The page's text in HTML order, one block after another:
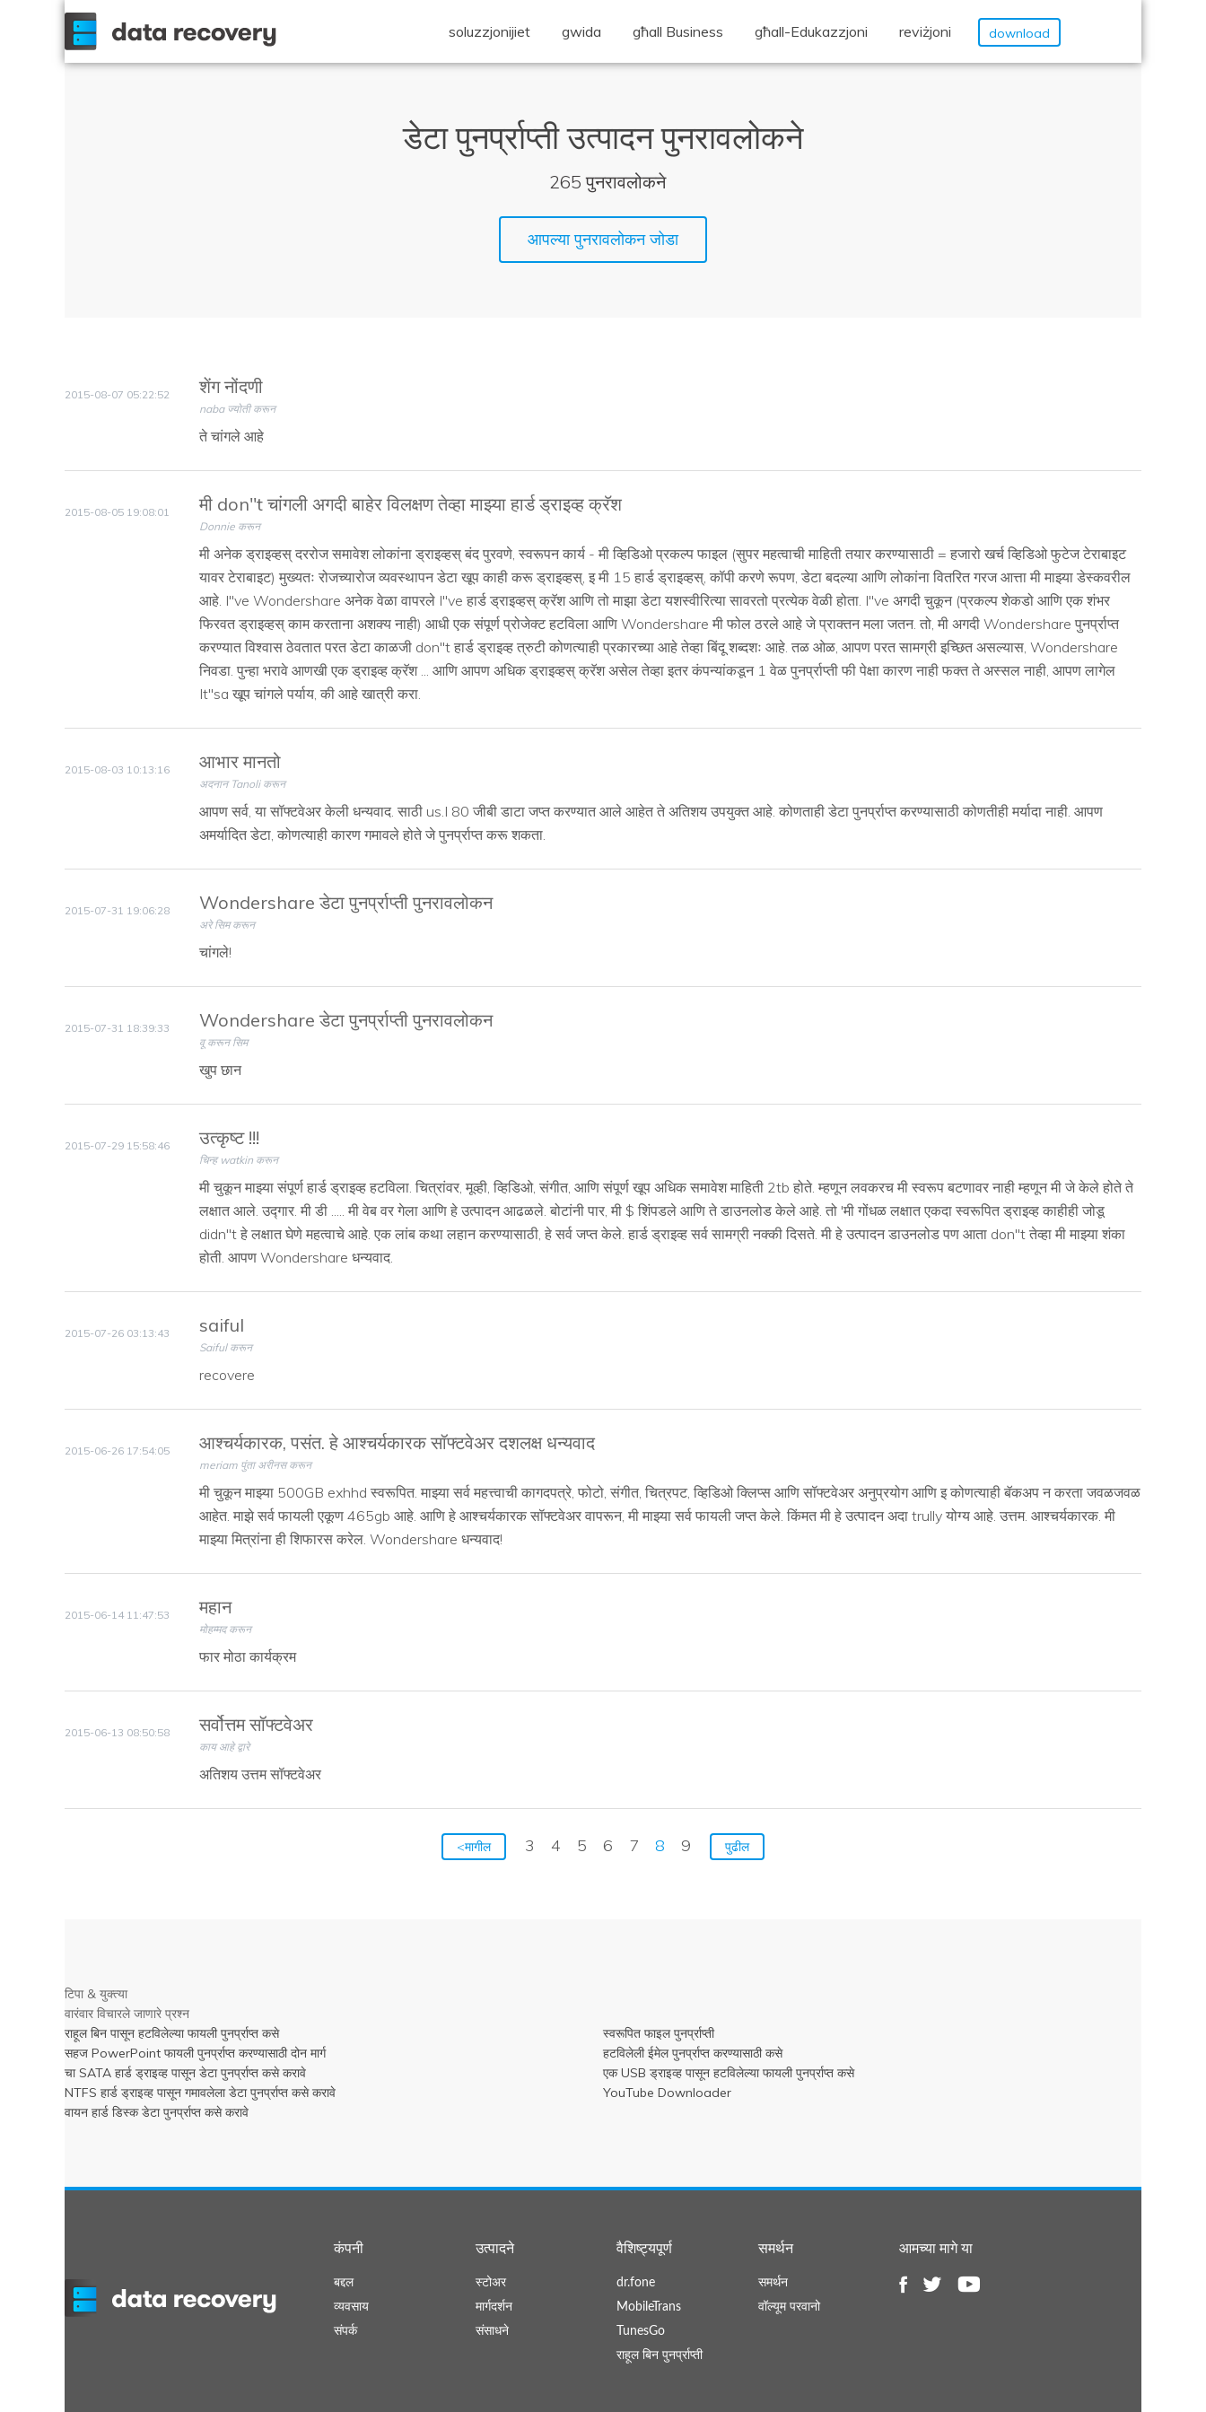
download
soluzzjonijiet gwida għall Business għall-Edukazzjoni reviżjoni
डेटा पुनर्प्राप्तीउत्पादन पुनरावलोकने
265 पुनरावलोकने
आपल्या पुनरावलोकन जोडा
2015-08-07 05:22:52 शेंग नोंदणी
naba ज्योती करून
ते चांगले आहे
2015-08-05 19:08:01 मी don''t चांगली अगदी बाहेर विलक्षण तेव्हा माझ्या हार्ड ड्राइव्ह क्रॅश
Donnie करून
मी अनेक ड्राइव्हस् दररोज समावेश लोकांना ड्राइव्हस् बंद पुरवणे, स्वरूपन कार्य - मी व्हिडिओ प्रकल्प फाइल (सुपर महत्वाची माहिती तयार करण्यासाठी = हजारो खर्च व्हिडिओ फुटेज टेराबाइट
यावर टेराबाइट) मुख्यतः रोजच्यारोज व्यवस्थापन डेटा खूप काही करू ड्राइव्हस्, इ मी 15 हार्ड ड्राइव्हस्, कॉपी करणे रूपण, डेटा बदल्या आणि लोकांना वितरित गरज आत्ता मी माझ्या डेस्कवरील
आहे. I''ve Wondershare अनेक वेळा वापरले I''ve हार्ड ड्राइव्हस् क्रॅश आणि तो माझा डेटा यशस्वीरित्या सावरतो प्रत्येक वेळी होता. I''ve अगदी चुकून (प्रकल्प शेकडो आणि एक शंभर
फिरवत ड्राइव्हस् काम करताना अशक्य नाही) आधी एक संपूर्ण प्रोजेक्ट हटविला आणि Wondershare मी फोल ठरले आहे जे प्राक्तन मला जतन. तो, मी अगदी Wondershare पुनर्प्राप्त
करण्यात विश्वास ठेवतात परत डेटा काळजी don''t हार्ड ड्राइव्ह त्रुटी कोणत्याही प्रकारच्या आहे तेव्हा बिंदू शब्दशः आहे. तळ ओळ, आपण परत सामग्री इच्छित असल्यास, Wondershare
निवडा. पुन्हा भरावे आणखी एक ड्राइव्ह क्रॅश ... आणि आपण अधिक ड्राइव्हस् क्रॅश असेल तेव्हा इतर कंपन्यांकडून 1 वेळ पुनर्प्राप्ती फी पेक्षा कारण नाही फक्त ते अस्सल नाही, आपण लागेल
It''sa खूप चांगले पर्याय, की आहे खात्री करा.
2015-08-03 10:13:16 आभार मानतो
अदनान Tanoli करून
आपण सर्व, या सॉफ्टवेअर केली धन्यवाद. साठी us.I 80 जीबी डाटा जप्त करण्यात आले आहेत ते अतिशय उपयुक्त आहे. कोणताही डेटा पुनर्प्राप्त करण्यासाठी कोणतीही मर्यादा नाही. आपण
अमर्यादित डेटा, कोणत्याही कारण गमावले होते जे पुनर्प्राप्त करू शकता.
2015-07-31 19:06:28 Wondershare डेटा पुनर्प्राप्ती पुनरावलोकन
अरे सिम करून
चांगले!
2015-07-31 18:39:33 Wondershare डेटा पुनर्प्राप्ती पुनरावलोकन
वू करून सिम
खुप छान
2015-07-29 15:58:46 उत्कृष्ट !!!
चिन्ह watkin करून
मी चुकून माझ्या संपूर्ण हार्ड ड्राइव्ह हटविला. चित्रांवर, मूव्ही, व्हिडिओ, संगीत, आणि संपूर्ण खूप अधिक समावेश माहिती 2tb होते. म्हणून लवकरच मी स्वरूप बटणावर नाही म्हणून मी जे केले होते ते
लक्षात आले. उद्गार. मी डी ..... मी वेब वर गेला आणि हे उत्पादन आढळले. बोटांनी पार, मी $ शिंपडले आणि ते डाउनलोड केले आहे. तो 'मी गोंधळ लक्षात एकदा स्वरूपित ड्राइव्ह काहीही जोडू
didn''t हे लक्षात घेणे महत्वाचे आहे. एक लांब कथा लहान करण्यासाठी, हे सर्व जप्त केले. हार्ड ड्राइव्ह सर्व सामग्री नक्की दिसते. मी हे उत्पादन डाउनलोड पण आता don''t तेव्हा मी माझ्या शंका
होती. आपण Wondershare धन्यवाद.
2015-07-26 03:13:43 saiful
Saiful करून
recovere
2015-06-26 17:54:05 आश्चर्यकारक, पसंत. हे आश्चर्यकारक सॉफ्टवेअर दशलक्ष धन्यवाद
meriam पुंता अरीनस करून
मी चुकून माझ्या 500GB exhhd स्वरूपित. माझ्या सर्व महत्त्वाची कागदपत्रे, फोटो, संगीत, चित्रपट, व्हिडिओ क्लिप्स आणि सॉफ्टवेअर अनुप्रयोग आणि इ कोणत्याही बॅकअप न करता जवळजवळ
आहेत. माझे सर्व फायली एकूण 465gb आहे. आणि हे आश्चर्यकारक सॉफ्टवेअर वापरून, मी माझ्या सर्व फायली जप्त केले. किंमत मी हे उत्पादन अदा trully योग्य आहे. उत्तम. आश्चर्यकारक. मी
माझ्या मित्रांना ही शिफारस करेल. Wondershare धन्यवाद!
2015-06-14 11:47:53 महान
मोहम्मद करून
फार मोठा कार्यक्रम
2015-06-13 08:50:58 सर्वोत्तम सॉफ्टवेअर
काय आहे द्वारे
अतिशय उत्तम सॉफ्टवेअर
<मागील 3 4 5 6 7 8 9 पुढील
टिपा & युक्त्या
वारंवार विचारले जाणारे प्रश्न
राहूल बिन पासून हटविलेल्या फायली पुनर्प्राप्त कसे
सहज PowerPoint फायली पुनर्प्राप्त करण्यासाठी दोन मार्ग
चा SATA हार्ड ड्राइव्ह पासून डेटा पुनर्प्राप्त कसे करावे
NTFS हार्ड ड्राइव्ह पासून गमावलेला डेटा पुनर्प्राप्त कसे करावे
वायन हार्ड डिस्क डेटा पुनर्प्राप्त कसे करावे
स्वरूपित फाइल पुनर्प्राप्ती
हटविलेली ईमेल पुनर्प्राप्त करण्यासाठी कसे
एक USB ड्राइव्ह पासून हटविलेल्या फायली पुनर्प्राप्त कसे
YouTube Downloader
कंपनी
बद्दल
व्यवसाय
संपर्क
उत्पादने
स्टोअर
मार्गदर्शन
संसाधने
वैशिष्ट्यपूर्ण
dr.fone
MobileTrans
TunesGo
राहूल बिन पुनर्प्राप्ती
समर्थन
समर्थन
वॉल्यूम परवानो
आमच्या मागे या